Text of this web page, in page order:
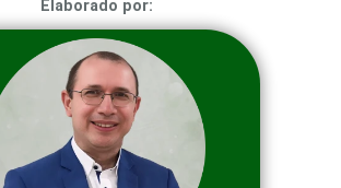
Elaborado por: